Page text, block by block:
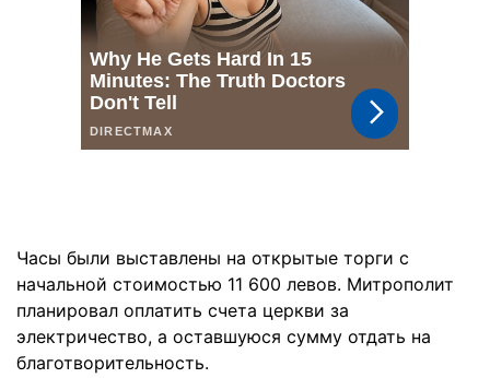
Часы были выставлены на открытые торги с
начальной стоимостью 11 600 левов. Митрополит
планировал оплатить счета церкви за
электричество, а оставшуюся сумму отдать на
благотворительность.